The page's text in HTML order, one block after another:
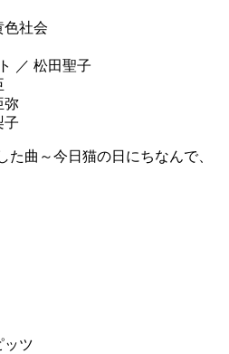
色社会
／ 松田聖子
弥
子
曲～今日猫の日にちなんで、
ッツ